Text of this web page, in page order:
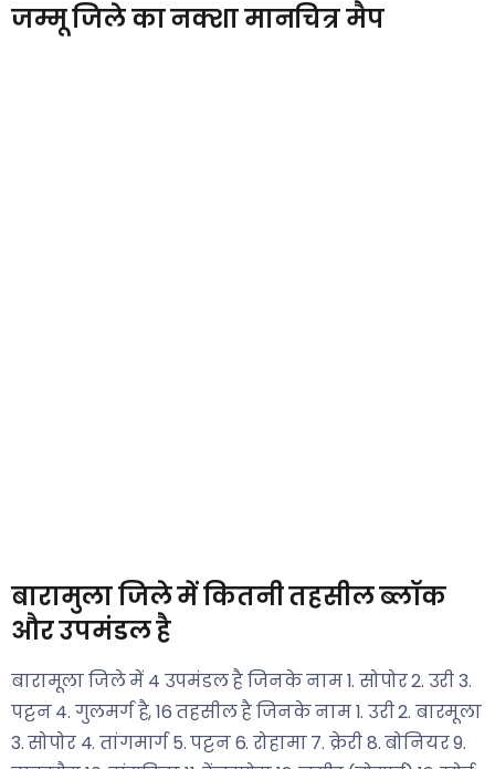
जम्मू जिले का नक्शा मानचित्र मैप
बारामुला जिले में कितनी तहसील ब्लॉक
और उपमंडल है
बारामूला जिले में 4 उपमंडल है जिनके नाम 1. सोपोर 2. उरी 3.
पट्टन 4. गुलमर्ग है, 16 तहसील है जिनके नाम 1. उरी 2. बारमूला
3. सोपोर 4. तांगमार्ग 5. पट्टन 6. रोहामा 7. क्रेरी 8. बोनियर 9.